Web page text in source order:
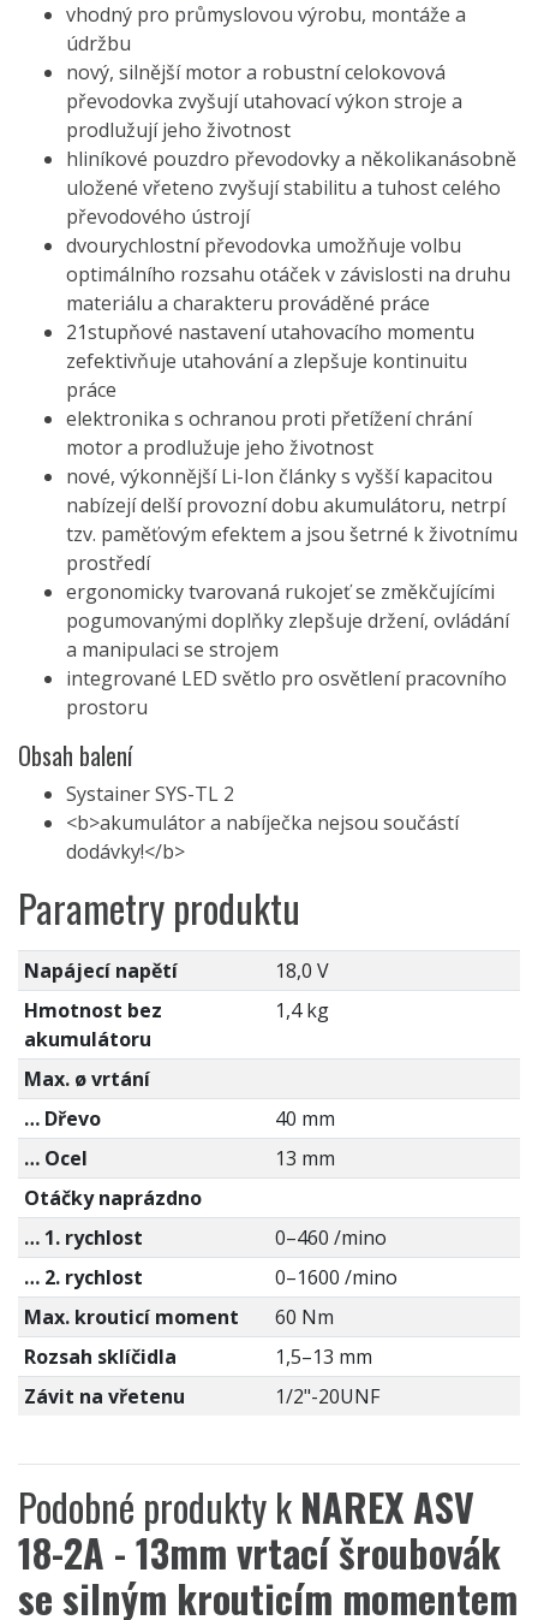
vhodný pro průmyslovou výrobu, montáže a
údržbu
nový, silnější motor a robustní celokovová
převodovka zvyšují utahovací výkon stroje a
prodlužují jeho životnost
hliníkové pouzdro převodovky a několikanásobně
uložené vřeteno zvyšují stabilitu a tuhost celého
převodového ústrojí
dvourychlostní převodovka umožňuje volbu
optimálního rozsahu otáček v závislosti na druhu
materiálu a charakteru prováděné práce
21stupňové nastavení utahovacího momentu
zefektivňuje utahování a zlepšuje kontinuitu
práce
elektronika s ochranou proti přetížení chrání
motor a prodlužuje jeho životnost
nové, výkonnější Li-Ion články s vyšší kapacitou
nabízejí delší provozní dobu akumulátoru, netrpí
tzv. paměťovým efektem a jsou šetrné k životnímu
prostředí
ergonomicky tvarovaná rukojeť se změkčujícími
pogumovanými doplňky zlepšuje držení, ovládání
a manipulaci se strojem
integrované LED světlo pro osvětlení pracovního
prostoru
Obsah balení
Systainer SYS-TL 2
<b>akumulátor a nabíječka nejsou součástí
dodávky!</b>
Parametry produktu
Napájecí napětí
18,0 V
Hmotnost bez
akumulátoru
1,4 kg
Max. ø vrtání
… Dřevo
40 mm
… Ocel
13 mm
Otáčky naprázdno
… 1. rychlost
0–460 /mino
… 2. rychlost
0–1600 /mino
Max. krouticí moment
60 Nm
Rozsah sklíčidla
1,5–13 mm
Závit na vřetenu
1/2"-20UNF
Podobné produkty kNAREX ASV
18-2A - 13mm vrtací šroubovák
se silným krouticím momentem